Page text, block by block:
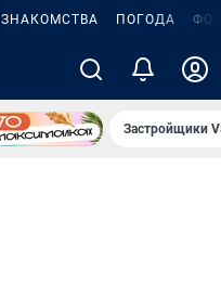
ЗНАКОМСТВА ПОГОДА
Застройщики